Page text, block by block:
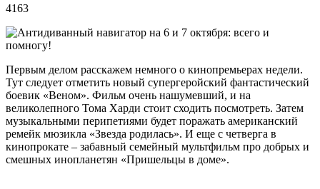
4163
Первым делом расскажем немного о кинопремьерах недели.
Тут следует отметить новый супергеройский фантастический
боевик «Веном». Фильм очень нашумевший, и на
великолепного Тома Харди стоит сходить посмотреть. Затем
музыкальными перипетиями будет поражать американский
ремейк мюзикла «Звезда родилась». И еще с четверга в
кинопрокате – забавный семейный мультфильм про добрых и
смешных инопланетян «Пришельцы в доме».